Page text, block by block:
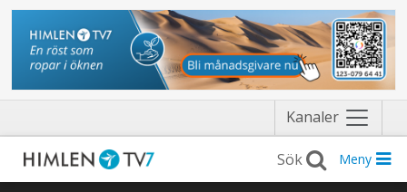
Kanaler Näytä
valikko
Meny